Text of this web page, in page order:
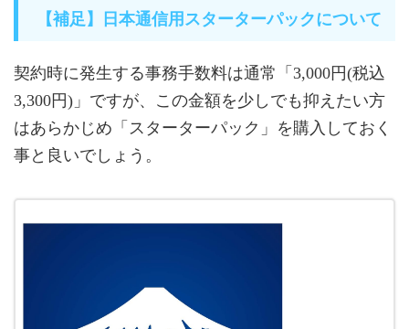
【補足】日本通信用スターターパックについて
契約時に発生する事務手数料は通常「3,000円(税込
3,300円)」ですが、この金額を少しでも抑えたい方
はあらかじめ「スターターパック」を購入しておく
事と良いでしょう。